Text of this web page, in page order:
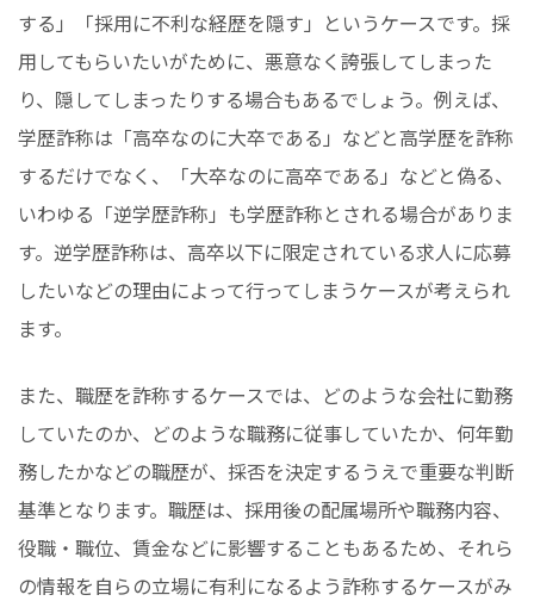
する」「採用に不利な経歴を隠す」というケースです。採
用してもらいたいがために、悪意なく誇張してしまった
り、隠してしまったりする場合もあるでしょう。例えば、
学歴詐称は「高卒なのに大卒である」などと高学歴を詐称
するだけでなく、「大卒なのに高卒である」などと偽る、
いわゆる「逆学歴詐称」も学歴詐称とされる場合がありま
す。逆学歴詐称は、高卒以下に限定されている求人に応募
したいなどの理由によって行ってしまうケースが考えられ
ます。
また、職歴を詐称するケースでは、どのような会社に勤務
していたのか、どのような職務に従事していたか、何年勤
務したかなどの職歴が、採否を決定するうえで重要な判断
基準となります。職歴は、採用後の配属場所や職務内容、
役職・職位、賃金などに影響することもあるため、それら
の情報を自らの立場に有利になるよう詐称するケースがみ